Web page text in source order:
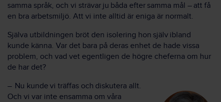
samma språk, och vi strävar ju båda efter samma mål – att få
en bra arbetsmiljö. Att vi inte alltid är eniga är normalt.
Själva utbildningen bröt den isolering hon själv ibland
kunde känna. Var det bara på deras enhet de hade vissa
problem, och vad vet egentligen de högre cheferna om hur
de har det?
– Nu kunde vi träffas och diskutera allt.
Och vi var inte ensamma om våra